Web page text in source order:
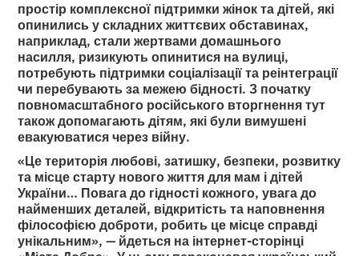
простір комплексної підтримки жінок та дітей, які
опинились у складних життєвих обставинах,
наприклад, стали жертвами домашнього
насилля, ризикують опинитися на вулиці,
потребують підтримки соціалізації та реінтеграції
чи перебувають за межею бідності. З початку
повномасштабного російського вторгнення тут
також допомагають дітям, які були вимушені
евакуюватися через війну.
«Це територія любові, затишку, безпеки, розвитку
та місце старту нового життя для мам і дітей
України… Повага до гідності кожного, увага до
найменших деталей, відкритість та наповнення
філософією доброти, робить це місце справді
унікальним», — йдеться на інтернет-сторінці